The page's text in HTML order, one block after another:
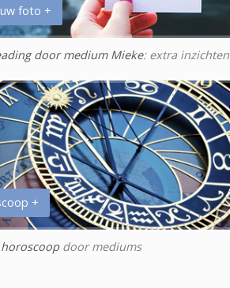
foto +
door medium Mieke: extra inzichten
+
door mediums